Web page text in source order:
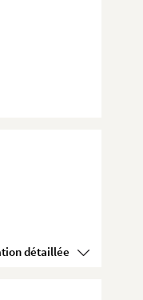
Voir la présentation détaillée